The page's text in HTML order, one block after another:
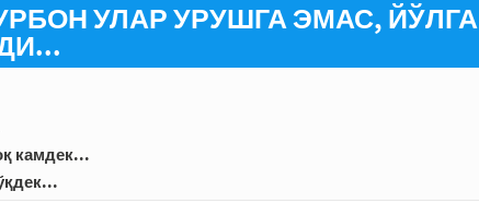
УЛАР УРУШГА ЭМАС, ЙЎЛГА
камдек...